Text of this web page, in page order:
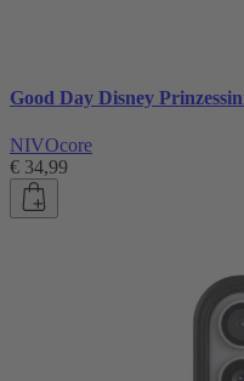
Good Day Disney
NIVOcore
€ 34,99